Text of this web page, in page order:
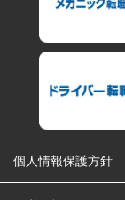
個人情報保護方針